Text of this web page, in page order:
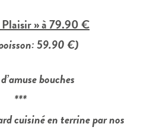
» à 79.90 €
59.90 €)
bouches
***
cuisiné en terrine par nos